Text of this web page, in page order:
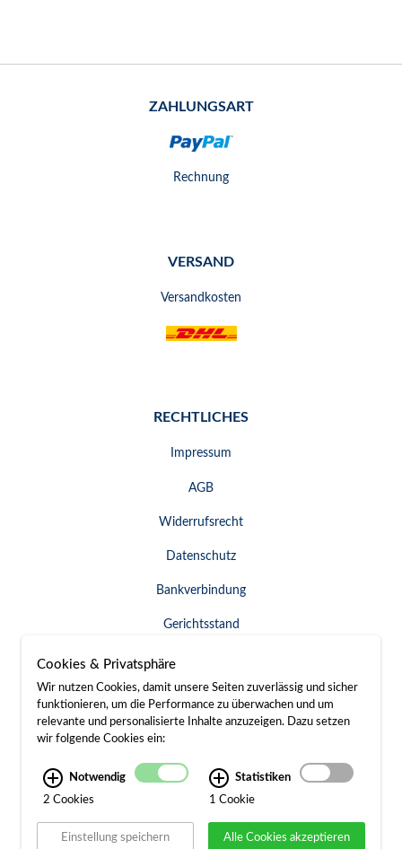
ZAHLUNGSART
Rechnung
VERSAND
Versandkosten
RECHTLICHES
Impressum
AGB
Widerrufsrecht
Datenschutz
Bankverbindung
Gerichtsstand
Widerruf erklären
SERVICE & KONTAKT
Besuch / Anfahrt
Kontakt
Cookies & Privatsphäre
Wir nutzen Cookies, damit unsere Seiten zuverlässig und sicher
funktionieren, um die Performance zu überwachen und um
relevante und personalisierte Inhalte anzuzeigen. Dazu setzen
wir folgende Cookies ein:
Notwendig
2 Cookies
Statistiken
1 Cookie
Einstellung speichern Alle Cookies akzeptieren